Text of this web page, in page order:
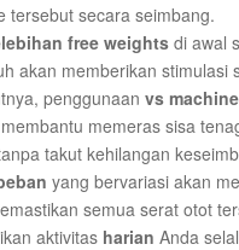
tersebut secara seimbang.
free weights di awal
akan memberikan stimulasi
penggunaan vs
memeras sisa
takut kehilangan
yang bervariasi akan
semua serat otot
aktivitas harian Anda